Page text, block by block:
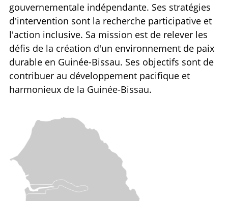
gouvernementale indépendante. Ses stratégies
d'intervention sont la recherche participative et
l'action inclusive. Sa mission est de relever les
défis de la création d'un environnement de paix
durable en Guinée-Bissau. Ses objectifs sont de
contribuer au développement pacifique et
harmonieux de la Guinée-Bissau.